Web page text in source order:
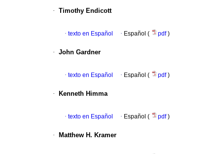
· Timothy Endicott
· texto en Español · Español ( pdf)
· John Gardner
· texto en Español · Español ( pdf)
· Kenneth Himma
· texto en Español · Español ( pdf)
· Matthew H. Kramer